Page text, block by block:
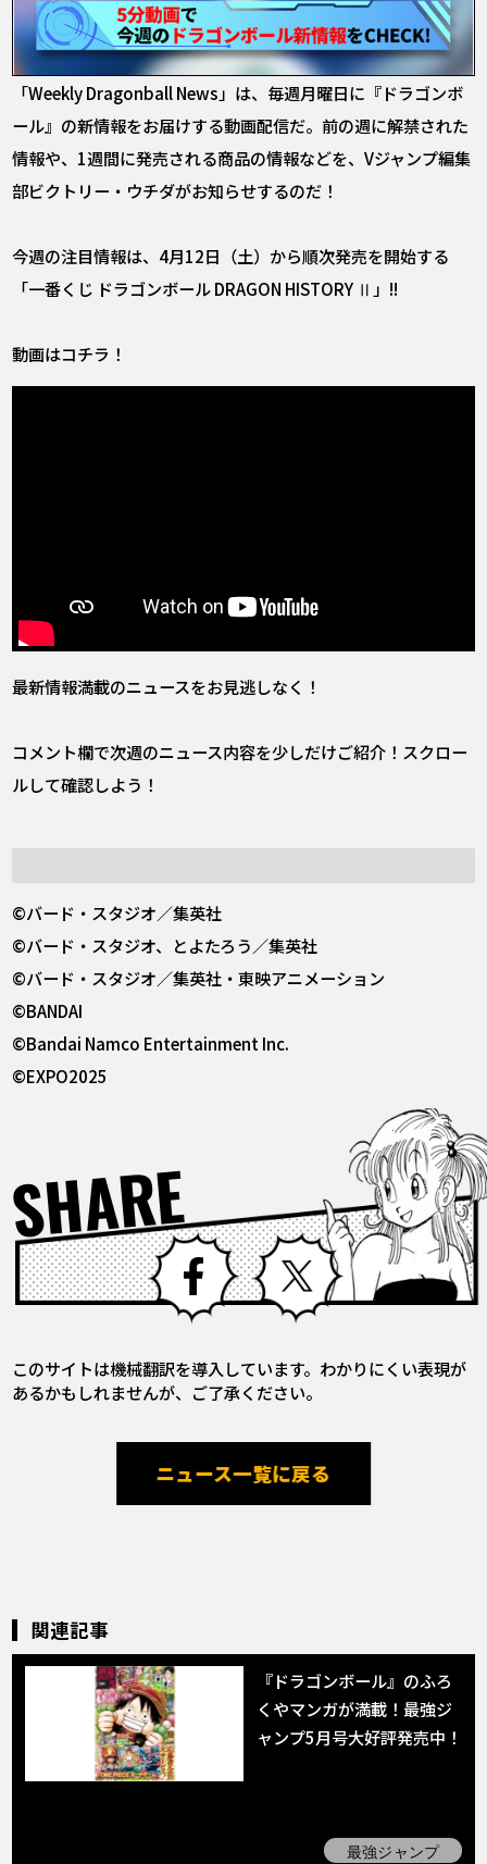
「Weekly Dragonball News」は、毎週月曜日に『ドラゴンボ
ール』の新情報をお届けする動画配信だ。前の週に解禁された
情報や、1週間に発売される商品の情報などを、Vジャンプ編集
部ビクトリー・ウチダがお知らせするのだ！
今週の注目情報は、4月12日（土）から順次発売を開始する
「一番くじ ドラゴンボール DRAGON HISTORY Ⅱ」!!
動画はコチラ！
最新情報満載のニュースをお見逃しなく！
コメント欄で次週のニュース内容を少しだけご紹介！スクロー
ルして確認しよう！
©バード・スタジオ／集英社
©バード・スタジオ、とよたろう／集英社
©バード・スタジオ／集英社・東映アニメーション
©BANDAI
©Bandai Namco Entertainment Inc.
©EXPO2025
SHARE Facebook X
このサイトは機械翻訳を導入しています。わかりにくい表現が
あるかもしれませんが、ご了承ください。
ニュース一覧に戻る
関連記事
『ドラゴンボール』のふろ
くやマンガが満載！最強ジ
ャンプ5月号大好評発売中！
最強ジャンプ